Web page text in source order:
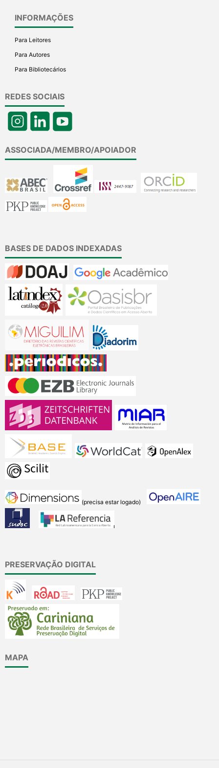
INFORMAÇÕES
Para Leitores
Para Autores
Para Bibliotecários
REDES SOCIAIS
ASSOCIADA/MEMBRO/APOIADOR
BASES DE DADOS INDEXADAS
(precisa estar logado)
PRESERVAÇÃO DIGITAL
MAPA